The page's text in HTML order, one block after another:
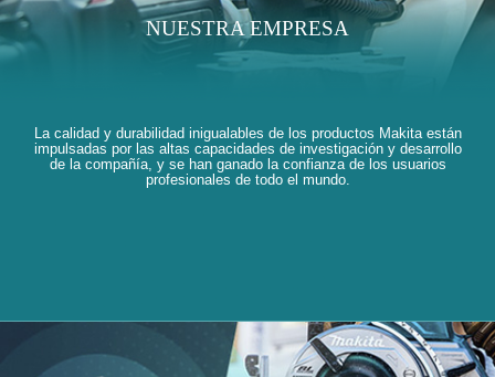
NUESTRA EMPRESA
La calidad y durabilidad inigualables de los productos Makita están
impulsadas por las altas capacidades de investigación y desarrollo
de la compañía, y se han ganado la confianza de los usuarios
profesionales de todo el mundo.